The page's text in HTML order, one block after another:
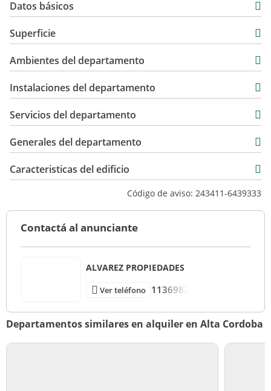
Datos básicos
Alquiler
$ 600.000
Superficie
35 m2
Ambientes del departamento
Instalaciones del departamento
Servicios del departamento
Generales del departamento
Caracteristicas del edificio
Muy Bueno
Código de aviso: 243411-6439333
Contactá al anunciante
ALVAREZ PROPIEDADES
Ver teléfono 1136982
Departamentos similares en alquiler en Alta Cordoba